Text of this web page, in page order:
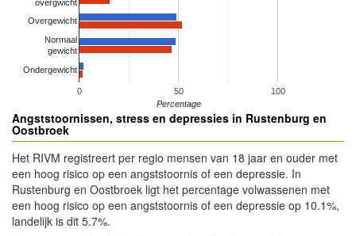
0 50 100
overgwicht
Overgewicht
Normaal
gewicht
Ondergewicht
Percentage
Angststoornissen, stress en depressies in Rustenburg en
Oostbroek
Het RIVM registreert per regio mensen van 18 jaar en ouder met
een hoog risico op een angststoornis of een depressie. In
Rustenburg en Oostbroek ligt het percentage volwassenen met
een hoog risico op een angststoornis of een depressie op 10.1%,
landelijk is dit 5.7%.